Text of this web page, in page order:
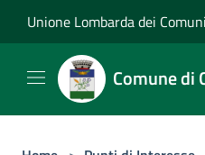
Unione Lombarda dei
Comune di